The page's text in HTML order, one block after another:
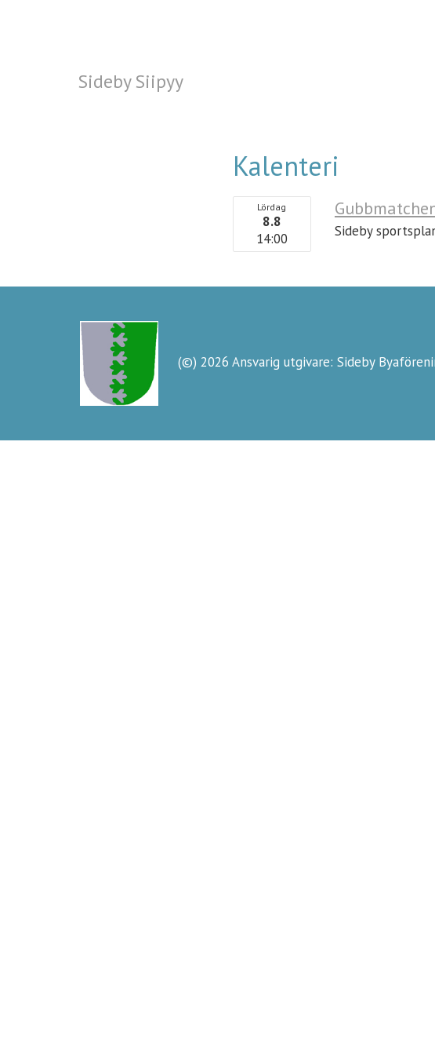
Sideby Siipyy
Kalenteri
Lördag
8.8
14:00
Sideby
(©) 2026 Ansvarig utgivare: Sideby